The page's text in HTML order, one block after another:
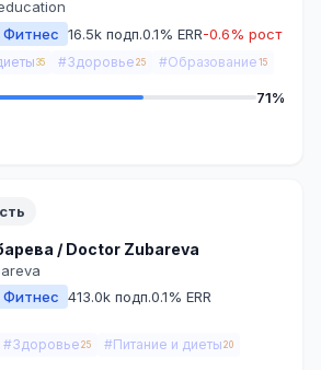
Фитнес 16.5k подп.0.1% ERR-0.6% рост
35 #Здоровье 25 #Образование 15
71%
/ Doctor Zubareva
Фитнес 413.0k подп.0.1% ERR
#Здоровье 25 #Питание и диеты 20